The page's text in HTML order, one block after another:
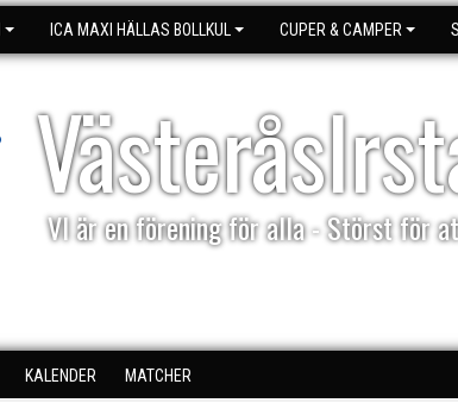
ICA MAXI HÄLLAS BOLLKUL CUPER & CAMPER
VI är en förening för alla - Störst för
KALENDER MATCHER